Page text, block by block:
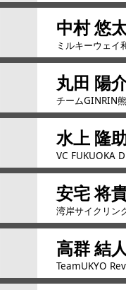
中村 悠
ミルキーウェイ
丸田 陽
チームGINRIN
水上 隆
VC FUKUOKA
安宅 将
湾岸サイクリン
高群 結
TeamUKYO